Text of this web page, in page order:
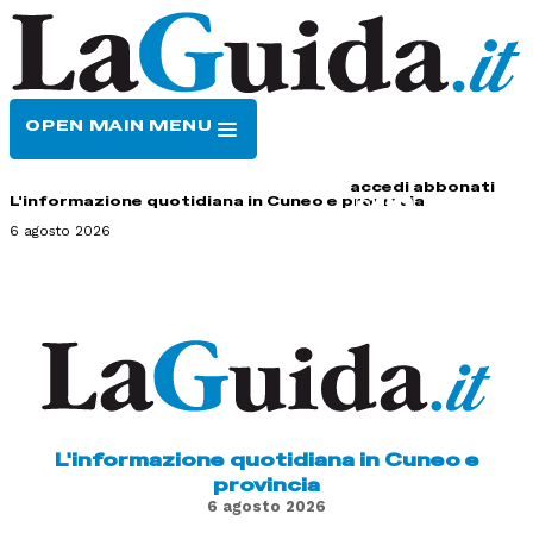
OPEN MAIN MENU
accedi abbonati
L'informazione quotidiana in Cuneo e provincia
6 agosto 2026
L'informazione quotidiana in Cuneo e
provincia
6 agosto 2026